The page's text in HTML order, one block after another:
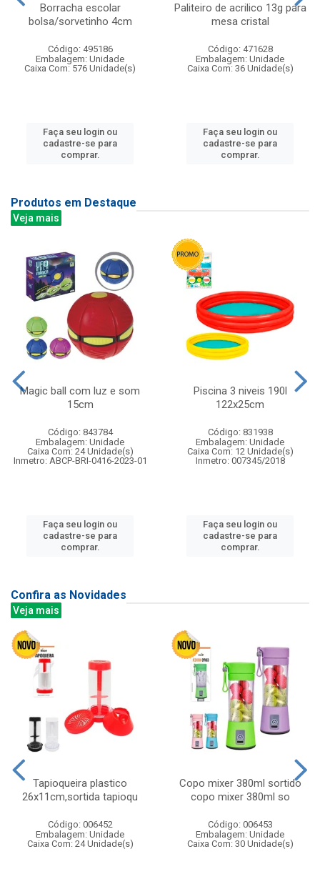
Borracha escolar
bolsa/sorvetinho 4cm
Código: 495186
Embalagem: Unidade
Caixa Com: 576 Unidade(s)
Faça seu login ou
cadastre-se para
comprar.
Paliteiro de acrilico 13g para
mesa cristal
Código: 471628
Embalagem: Unidade
Caixa Com: 36 Unidade(s)
Faça seu login ou
cadastre-se para
comprar.
Produtos em Destaque
Veja mais
Magic ball com luz e som
15cm
Código: 843784
Embalagem: Unidade
Caixa Com: 24 Unidade(s)
Inmetro: ABCP-BRI-0416-2023-01
Faça seu login ou
cadastre-se para
comprar.
Piscina 3 niveis 190l
122x25cm
Código: 831938
Embalagem: Unidade
Caixa Com: 12 Unidade(s)
Inmetro: 007345/2018
Faça seu login ou
cadastre-se para
comprar.
Confira as Novidades
Veja mais
Tapioqueira plastico
26x11cm,sortida tapioqu
Código: 006452
Embalagem: Unidade
Caixa Com: 24 Unidade(s)
Copo mixer 380ml sortido
copo mixer 380ml so
Código: 006453
Embalagem: Unidade
Caixa Com: 30 Unidade(s)